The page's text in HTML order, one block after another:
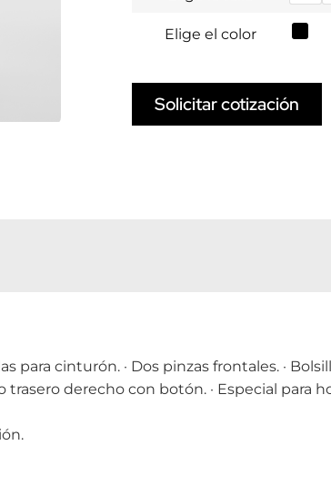
Elige el color
Solicitar cotización
para cinturón. · Dos pinzas frontales. ·
trasero derecho con botón. · Especial para